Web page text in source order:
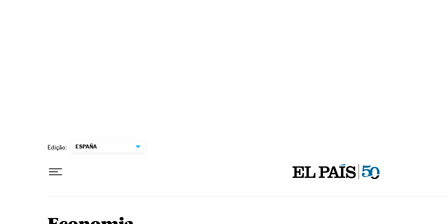
Edição: ESPAÑA